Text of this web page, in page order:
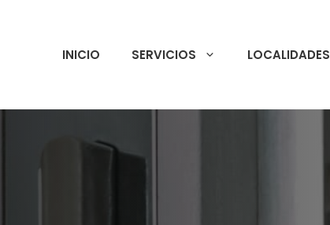
INICIO SERVICIOS LOCALIDADES